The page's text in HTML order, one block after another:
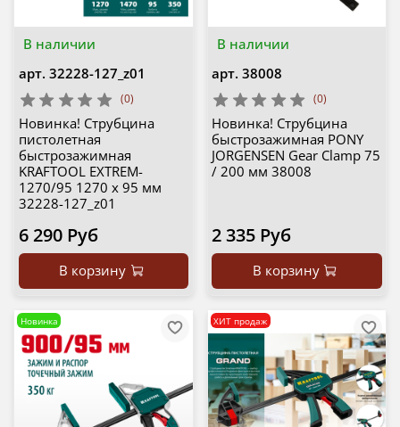
В наличии
арт. 32228-127_z01
(0)
Новинка! Струбцина
пистолетная
быстрозажимная
KRAFTOOL EXTREM-
1270/95 1270 х 95 мм
32228-127_z01
6 290 Руб
В корзину
В наличии
арт. 38008
(0)
Новинка! Струбцина
быстрозажимная PONY
JORGENSEN Gear Clamp 75
/ 200 мм 38008
2 335 Руб
В корзину
Новинка ХИТ продаж